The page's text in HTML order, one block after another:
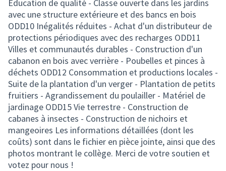
Education de qualité - Classe ouverte dans les jardins
avec une structure extérieure et des bancs en bois
ODD10 Inégalités réduites - Achat d'un distributeur de
protections périodiques avec des recharges ODD11
Villes et communautés durables - Construction d'un
cabanon en bois avec verrière - Poubelles et pinces à
déchets ODD12 Consommation et productions locales -
Suite de la plantation d'un verger - Plantation de petits
fruitiers - Agrandissement du poulailler - Matériel de
jardinage ODD15 Vie terrestre - Construction de
cabanes à insectes - Construction de nichoirs et
mangeoires Les informations détaillées (dont les
coûts) sont dans le fichier en pièce jointe, ainsi que des
photos montrant le collège. Merci de votre soutien et
votez pour nous !